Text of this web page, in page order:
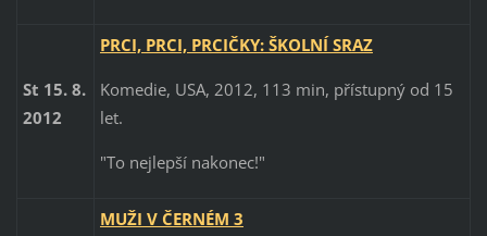
St 15. 8.
2012
PRCI, PRCI, PRCIČKY: ŠKOLNÍ SRAZ
Komedie, USA, 2012, 113 min, přístupný od 15
let.
"To nejlepší nakonec!"
MUŽI V ČERNÉM 3